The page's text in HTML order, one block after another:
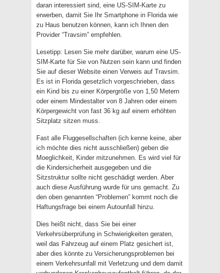
daran interessiert sind, eine US-SIM-Karte zu
erwerben, damit Sie Ihr Smartphone in Florida wie
zu Haus benutzen können, kann ich Ihnen den
Provider “Travsim” empfehlen.
Lesetipp: Lesen Sie mehr darüber, warum eine US-
SIM-Karte für Sie von Nutzen sein kann und finden
Sie auf dieser Website einen Verweis auf Travsim.
Es ist in Florida gesetzlich vorgeschrieben, dass
ein Kind bis zu einer Körpergröße von 1,50 Metern
oder einem Mindestalter von 8 Jahren oder einem
Körpergewicht von fast 36 kg auf einem erhöhten
Sitzplatz sitzen muss.
Fast alle Fluggesellschaften (ich kenne keine, aber
ich möchte dies nicht ausschließen) geben die
Moeglichkeit, Kinder mitzunehmen. Es wird viel für
die Kindersicherheit ausgegeben und die
Sitzstruktur sollte nicht geschädigt werden. Aber
auch diese Ausführung wurde für uns gemacht. Zu
den oben genannten “Problemen” kommt noch die
Haftungsfrage bei einem Autounfall hinzu.
Dies heißt nicht, dass Sie bei einer
Verkehrsüberprüfung in Schwierigkeiten geraten,
weil das Fahrzeug auf einem Platz gesichert ist,
aber dies könnte zu Versicherungsproblemen bei
einem Verkehrsunfall mit Verletzung und dem damit